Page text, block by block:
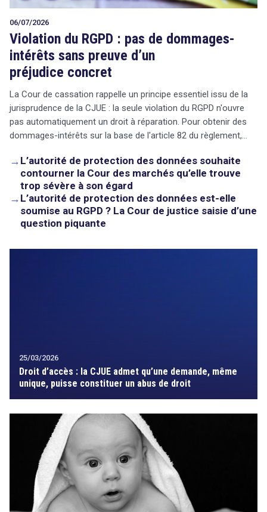
06/07/2026
Violation du RGPD : pas de dommages-
intérêts sans preuve d’un
préjudice concret
La Cour de cassation rappelle un principe essentiel issu de la
jurisprudence de la CJUE : la seule violation du RGPD n'ouvre
pas automatiquement un droit à réparation. Pour obtenir des
dommages-intérêts sur la base de l'article 82 du règlement,…
→ L’autorité de protection des données souhaite
contourner la Cour des marchés qu’elle trouve
trop sévère à son égard
→ L’autorité de protection des données est-elle
soumise au RGPD ? La Cour de justice saisie d’une
question piquante
25/03/2026
Droit d’accès : la CJUE admet qu’une demande, même
unique, puisse constituer un abus de droit